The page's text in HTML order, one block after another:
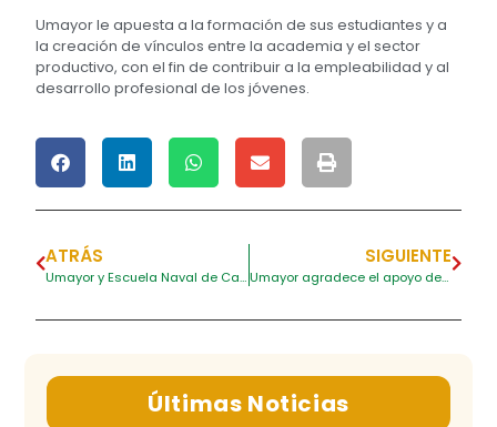
Umayor le apuesta a la formación de sus estudiantes y a
la creación de vínculos entre la academia y el sector
productivo, con el fin de contribuir a la empleabilidad y al
desarrollo profesional de los jóvenes.
ATRÁS
Umayor y Escuela Naval de Cadetes firman convenio de cooperación académica
SIGUIENTE
Umayor agradece el apoyo del Distrito en la asignación de recursos clave para la vigencia 2025
Últimas Noticias